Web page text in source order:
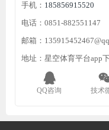
手机： 185856915520
电话：0851-882551147
邮箱：
地址：星空体育平台app
QQ咨询 技术